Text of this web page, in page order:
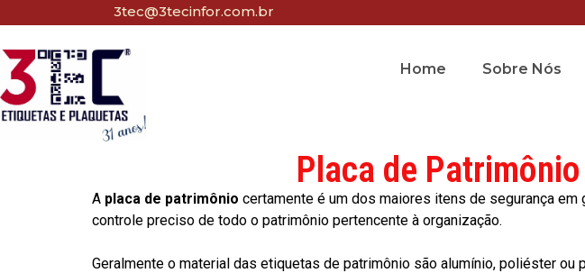
3tec@3tecinfor.com.br
Home Sobre Nós
Placa de
A placa de patrimônio certamente é um dos maiores itens de segurança
controle preciso de todo o patrimônio pertencente à organização.
Geralmente o material das etiquetas de patrimônio são alumínio, poliéster